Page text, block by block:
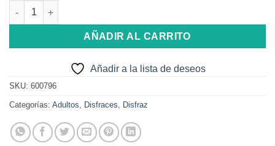
Disfraz mutante boca abierta cantidad
AÑADIR AL CARRITO
Añadir a la lista de deseos
SKU: 600796
Categorías: Adultos Disfraces Disfraz